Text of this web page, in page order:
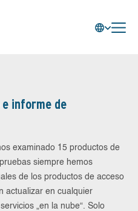
informe de
examinado 15 productos de
siempre hemos
de los productos de acceso
actualizar en cualquier
„en la nube“. Solo